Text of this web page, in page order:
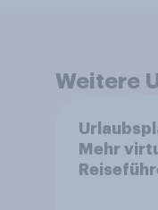
Weitere
Mehr